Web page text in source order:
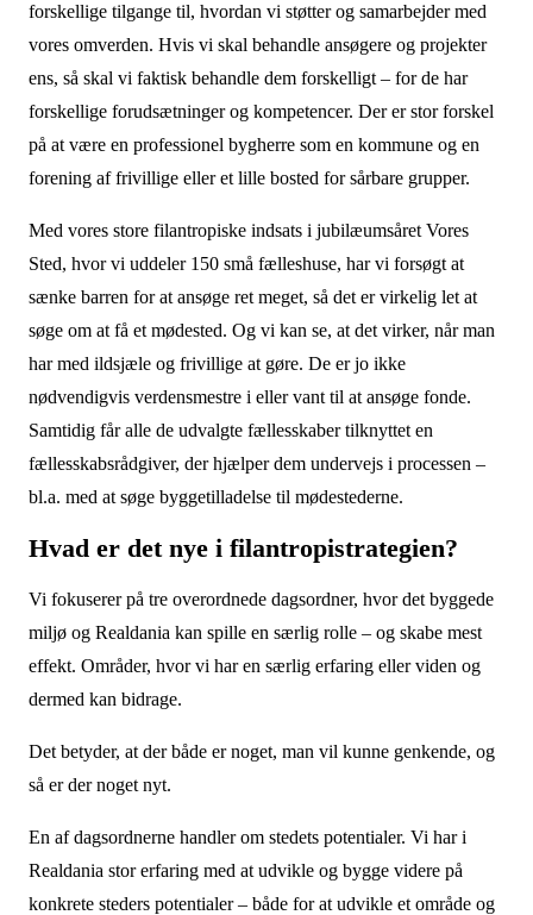
forskellige tilgange til, hvordan vi støtter og samarbejder med
vores omverden. Hvis vi skal behandle ansøgere og projekter
ens, så skal vi faktisk behandle dem forskelligt – for de har
forskellige forudsætninger og kompetencer. Der er stor forskel
på at være en professionel bygherre som en kommune og en
forening af frivillige eller et lille bosted for sårbare grupper.
Med vores store filantropiske indsats i jubilæumsåret Vores
Sted, hvor vi uddeler 150 små fælleshuse, har vi forsøgt at
sænke barren for at ansøge ret meget, så det er virkelig let at
søge om at få et mødested. Og vi kan se, at det virker, når man
har med ildsjæle og frivillige at gøre. De er jo ikke
nødvendigvis verdensmestre i eller vant til at ansøge fonde.
Samtidig får alle de udvalgte fællesskaber tilknyttet en
fællesskabsrådgiver, der hjælper dem undervejs i processen –
bl.a. med at søge byggetilladelse til mødestederne.
Hvad er det nye i filantropistrategien?
Vi fokuserer på tre overordnede dagsordner, hvor det byggede
miljø og Realdania kan spille en særlig rolle – og skabe mest
effekt. Områder, hvor vi har en særlig erfaring eller viden og
dermed kan bidrage.
Det betyder, at der både er noget, man vil kunne genkende, og
så er der noget nyt.
En af dagsordnerne handler om stedets potentialer. Vi har i
Realdania stor erfaring med at udvikle og bygge videre på
konkrete steders potentialer – både for at udvikle et område og